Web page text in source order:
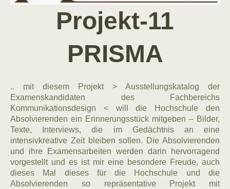
Projekt-11
PRISMA
.. mit diesem Projekt > Ausstellungskatalog der
Examenskandidaten des Fachbereichs
Kommunikationsdesign < will die Hochschule den
Absolvierenden ein Erinnerungsstück mitgeben – Bilder,
Texte, Interviews, die im Gedächtnis an eine
intensivkreative Zeit bleiben sollen. Die Absolvierenden
und ihre Examensarbeiten werden darin hervorragend
vorgestellt und es ist mir eine besondere Freude, auch
dieses Mal dieses für die Hochschule und die
Absolvierenden so repräsentative Projekt mit